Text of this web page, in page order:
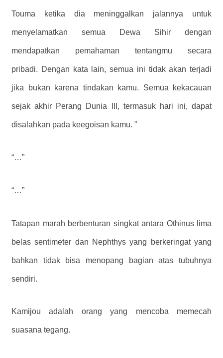
Touma ketika dia meninggalkan jalannya untuk
menyelamatkan semua Dewa Sihir dengan
mendapatkan pemahaman tentangmu secara
pribadi. Dengan kata lain, semua ini tidak akan terjadi
jika bukan karena tindakan kamu. Semua kekacauan
sejak akhir Perang Dunia III, termasuk hari ini, dapat
disalahkan pada keegoisan kamu. ”
“…”
“…”
Tatapan marah berbenturan singkat antara Othinus lima
belas sentimeter dan Nephthys yang berkeringat yang
bahkan tidak bisa menopang bagian atas tubuhnya
sendiri.
Kamijou adalah orang yang mencoba memecah
suasana tegang.